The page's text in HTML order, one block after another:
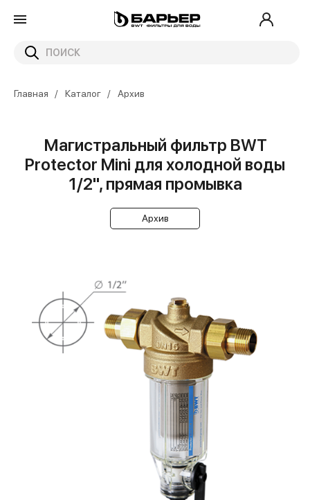
Главная Каталог Архив
Магистральный фильтр BWT
Protector Mini для холодной воды
1/2", прямая промывка
Архив